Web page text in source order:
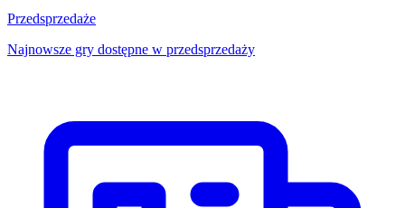
Przedsprzedaże
Najnowsze gry dostępne w przedsprzedaży